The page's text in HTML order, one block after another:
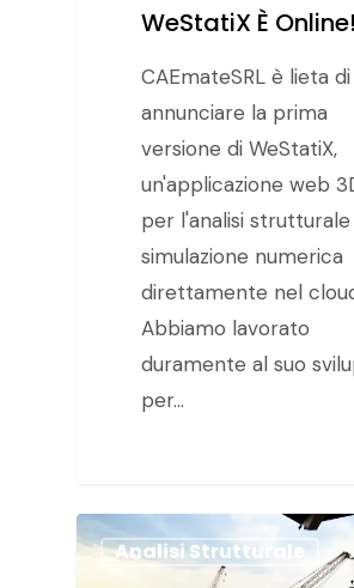
WeStatiX È Online!
CAEmateSRL è lieta di
annunciare la prima
versione di WeStatiX,
un'applicazione web
per l'analisi
simulazione numerica
direttamente nel
Abbiamo lavorato
duramente al suo
per…
Analisi Strutturale